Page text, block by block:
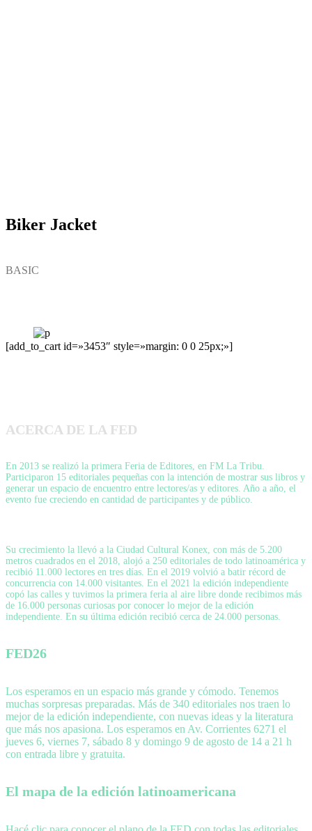
Biker Jacket
BASIC
[add_to_cart id=»3453″ style=»margin: 0 0 25px;»]
ACERCA DE LA FED
En 2013 se realizó la primera Feria de Editores, en FM La Tribu.
Participaron 15 editoriales pequeñas con la intención de mostrar sus libros y
generar un espacio de encuentro entre lectores/as y editores. Año a año, el
evento fue creciendo en cantidad de participantes y de público.
Su crecimiento la llevó a la Ciudad Cultural Konex, con más de 5.200
metros cuadrados en el 2018, alojó a 250 editoriales de todo latinoamérica y
recibió 11.000 lectores en tres días. En el 2019 volvió a batir récord de
concurrencia con 14.000 visitantes. En el 2021 la edición independiente
copó las calles y tuvimos la primera feria al aire libre donde recibimos más
de 16.000 personas curiosas por conocer lo mejor de la edición
independiente. En su última edición recibió cerca de 24.000 personas.
FED26
Los esperamos en un espacio más grande y cómodo. Tenemos
muchas sorpresas preparadas. Más de 340 editoriales nos traen lo
mejor de la edición independiente, con nuevas ideas y la literatura
que más nos apasiona. Los esperamos en Av. Corrientes 6271 el
jueves 6, viernes 7, sábado 8 y domingo 9 de agosto de 14 a 21 h
con entrada libre y gratuita.
El mapa de la edición latinoamericana